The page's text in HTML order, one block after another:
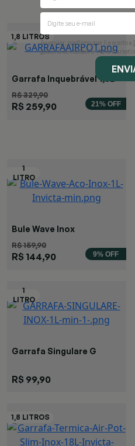
Garrafa Inquebrável 1,8L
R$ 329,90
R$ 259,90 21% OFF
Bule Wave Inox
R$ 159,90
R$ 144,90 9% OFF
Garrafa Singulare G
R$ 99,90
Ao enviar, confirmo que li e aceito a
gostaria de receber e-mails